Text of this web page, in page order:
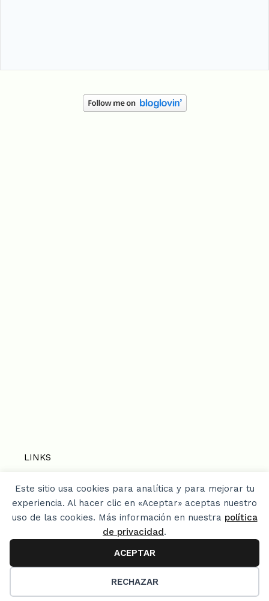
Este sitio usa cookies para analítica y para mejorar tu
experiencia. Al hacer clic en «Aceptar» aceptas nuestro
uso de las cookies. Más información en nuestra política
de privacidad.
ACEPTAR
RECHAZAR
LINKS
Home
Privacy Policy
¿Quien soy? / About me / Media Kit
Mis libros
© 2026 LACOCINADEVERO.COM